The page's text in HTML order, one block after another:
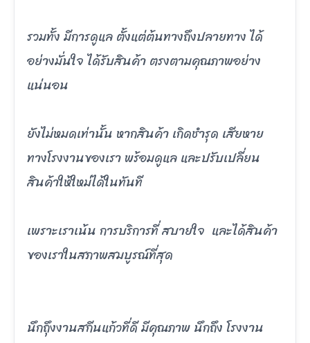
รวมทั้ง มีการดูแล ตั้งแต่ต้นทางถึงปลายทาง ได้
อย่างมั่นใจ ได้รับสินค้า ตรงตามคุณภาพอย่าง
แน่นอน
ยังไม่หมดเท่านั้น หากสินค้า เกิดชำรุด เสียหาย
ทางโรงงานของเรา พร้อมดูแล และปรับเปลี่ยน
สินค้าให้ใหม่ได้ในทันที
เพราะเราเน้น การบริการที่ สบายใจ และได้สินค้า
ของเราในสภาพสมบูรณ์ที่สุด
นึกถึุงงานสกีนแก้วที่ดี มีคุณภาพ นึกถึง โรงงาน